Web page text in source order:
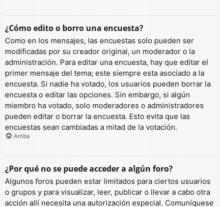
¿Cómo edito o borro una encuesta?
Como en los mensajes, las encuestas solo pueden ser
modificadas por su creador original, un moderador o la
administración. Para editar una encuesta, hay que editar el
primer mensaje del tema; este siempre esta asociado a la
encuesta. Si nadie ha votado, los usuarios pueden borrar la
encuesta o editar las opciones. Sin embargo, si algún
miembro ha votado, solo moderadores o administradores
pueden editar o borrar la encuesta. Esto evita que las
encuestas sean cambiadas a mitad de la votación.
Arriba
¿Por qué no se puede acceder a algún foro?
Algunos foros pueden estar limitados para ciertos usuarios
o grupos y para visualizar, leer, publicar o llevar a cabo otra
acción allí necesita una autorización especial. Comuníquese